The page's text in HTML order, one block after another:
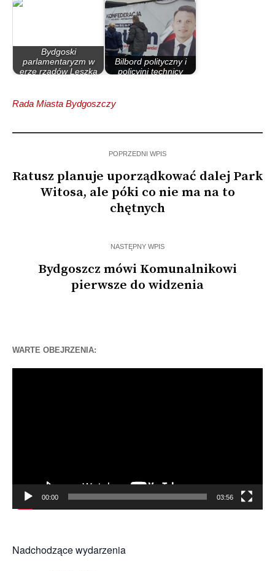
Bydgoski
parlamentaryzm w
erze rządów Leszka
Bilbord polityczny i
policyjni technicy
Rada Miasta Bydgoszczy
POPRZEDNI WPIS
Ratusz planuje uporządkować dalej Park
Witosa, ale póki co nie ma na to
chętnych
NASTĘPNY WPIS
Bydgoszcz mówi Komunalnikowi
pierwsze do widzenia
WARTE OBEJRZENIA:
00:00 03:56
Nadchodzące wydarzenia